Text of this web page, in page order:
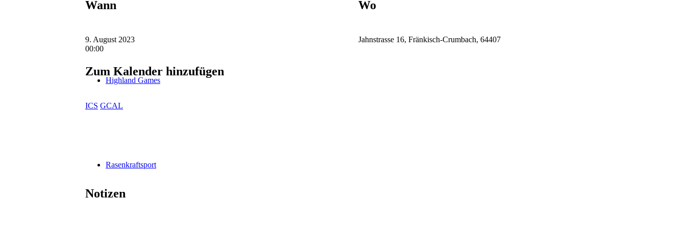
Highland Games
Rasenkraftsport
Wann
9. August 2023
00:00
Wo
Jahnstrasse 16, Fränkisch-Crumbach, 64407
Zum Kalender hinzufügen
ICS GCAL
Notizen